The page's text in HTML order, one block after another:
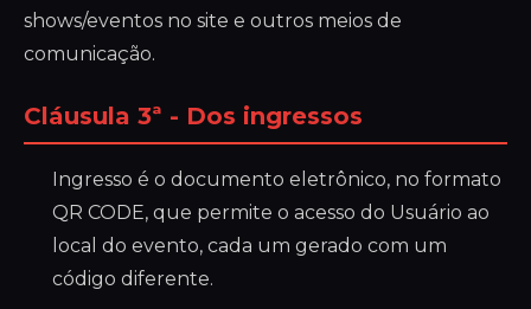
shows/eventos no site e outros meios de
comunicação.
Cláusula 3ª - Dos ingressos
Ingresso é o documento eletrônico, no formato
QR CODE, que permite o acesso do Usuário ao
local do evento, cada um gerado com um
código diferente.